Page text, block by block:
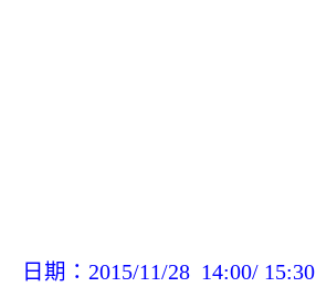
日期：2015/11/28 14:00/ 15:30